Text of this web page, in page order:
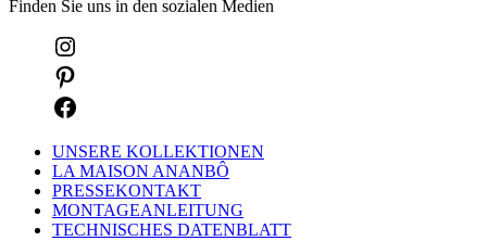
Finden Sie uns in den sozialen Medien
UNSERE KOLLEKTIONEN
LA MAISON ANANBÔ
PRESSEKONTAKT
MONTAGEANLEITUNG
TECHNISCHES DATENBLATT